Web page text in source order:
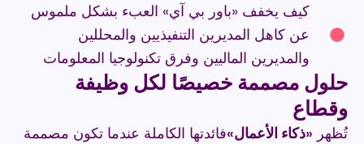
كيف يخفف «باور بي آي» العبء بشكل ملموس
عن كاهل المديرين التنفيذيين والمحللين
والمديرين الماليين وفرق تكنولوجيا المعلومات
حلول مصممة خصيصًا لكل وظيفة
وقطاع
تُظهر «ذكاء الأعمال»فائدتها الكاملة عندما تكون مصممة